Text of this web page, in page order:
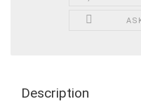
Description